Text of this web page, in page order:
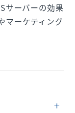
サーバーの効果
マーケティング